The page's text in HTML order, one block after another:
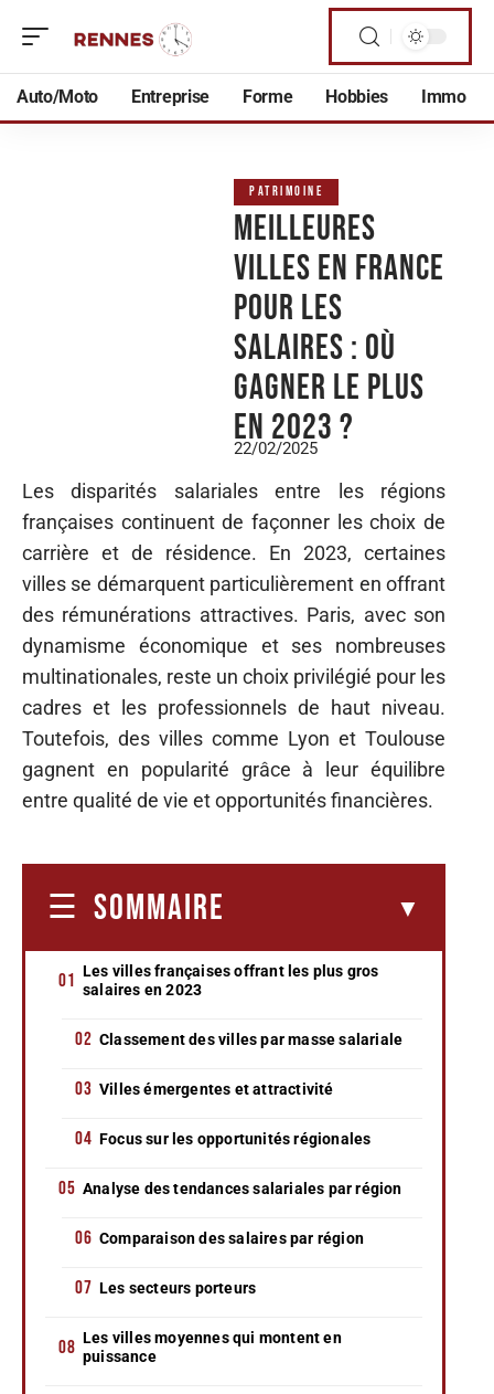
Auto/Moto Entreprise Forme Hobbies Immo
PATRIMOINE
Meilleures
villes en france
pour les
salaires : où
gagner le plus
en 2023 ?
22/02/2025
Les disparités salariales entre les régions
françaises continuent de façonner les choix de
carrière et de résidence. En 2023, certaines
villes se démarquent particulièrement en offrant
des rémunérations attractives. Paris, avec son
dynamisme économique et ses nombreuses
multinationales, reste un choix privilégié pour les
cadres et les professionnels de haut niveau.
Toutefois, des villes comme Lyon et Toulouse
gagnent en popularité grâce à leur équilibre
entre qualité de vie et opportunités financières.
SOMMAIRE
Les villes françaises offrant les plus gros
salaires en 2023
Classement des villes par masse salariale
Villes émergentes et attractivité
Focus sur les opportunités régionales
Analyse des tendances salariales par région
Comparaison des salaires par région
Les secteurs porteurs
Les villes moyennes qui montent en
puissance